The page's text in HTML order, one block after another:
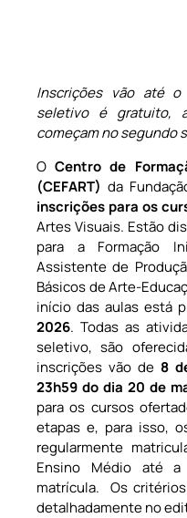
Inscrições vão até
seletivo é gratuito,
começam no segundo
OCentro de
(CEFART) da
inscrições para os
Artes Visuais. Estão
para a Formação
Assistente de
Básicos de Arte-
início das aulas está
2026. Todas as
seletivo, são
inscrições vão de 8
23h59 do dia 20 de
para os cursos
etapas e, para isso,
regularmente
Ensino Médio até
matrícula. Os
detalhadamente no